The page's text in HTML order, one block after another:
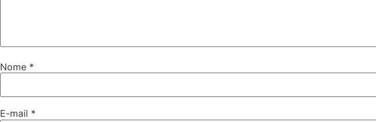
Nome *
E-mail *